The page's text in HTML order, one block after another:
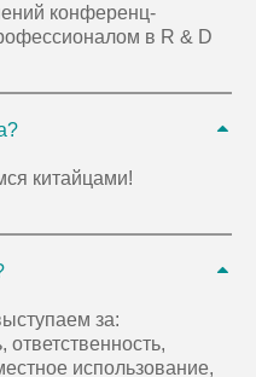
конференц-
в R & D
китайцами!
за:
использование,